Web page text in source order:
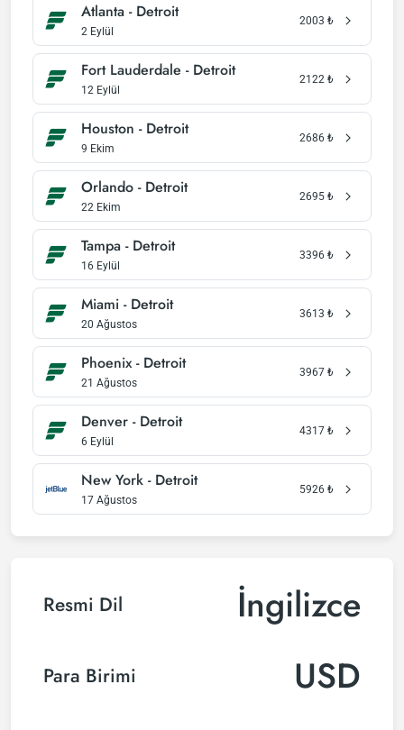
Atlanta - Detroit
2 Eylül
2003 ₺
Fort Lauderdale - Detroit
12 Eylül
2122 ₺
Houston - Detroit
9 Ekim
2686 ₺
Orlando - Detroit
22 Ekim
2695 ₺
Tampa - Detroit
16 Eylül
3396 ₺
Miami - Detroit
20 Ağustos
3613 ₺
Phoenix - Detroit
21 Ağustos
3967 ₺
Denver - Detroit
6 Eylül
4317 ₺
New York - Detroit
17 Ağustos
5926 ₺
Resmi Dil İngilizce
Para Birimi
USD